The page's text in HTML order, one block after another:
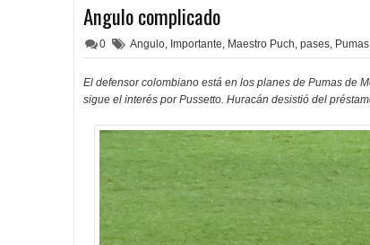
Angulo complicado
0 Angulo, Importante, Maestro Puch, pases, Pumas
El defensor colombiano está en los planes de Pumas de
sigue el interés por Pussetto. Huracán desistió del